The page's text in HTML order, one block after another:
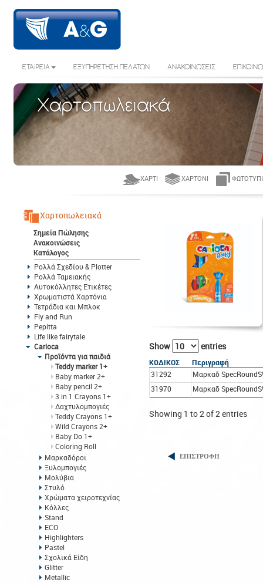
ΕΤΑΙΡΕΙΑ ΕΞΥΠΗΡΕΤΗΣΗ ΠΕΛΑΤΩΝ ΑΝΑΚΟΙΝΩΣΕΙΣ
Χαρτοπωλειακά
ΧΑΡΤΊ ΧΑΡΤΌΝΙ
Χαρτοπωλειακά
Σημεία Πώλησης
Ανακοινώσεις
Κατάλογος
Ρολλά Σχεδίου & Plotter
Ρολλά Ταμειακής
Αυτοκόλλητες Ετικέτες
Χρωματιστά Χαρτόνια
Τετράδια και Μπλοκ
Fly and Run
Pepitta
Life like fairytale
Carioca
Προϊόντα για παιδιά
Teddy marker 1+
Baby marker 2+
Baby pencil 2+
3 in 1 Crayons 1+
Δαχτυλομπογιές
Teddy Crayons 1+
Wild Crayons 2+
Baby Do 1+
Coloring Roll
Μαρκαδόροι
Ξυλομπογιές
Μολύβια
Στυλό
Χρώματα χειροτεχνίας
Κόλλες
Stand
ECO
Highlighters
Pastel
Σχολικά Είδη
Glitter
Metallic
Show entries
ΚΩΔΙΚΟΣ
Περιγραφή
31292
Μαρκαδ
31970
Μαρκαδ
Showing 1 to 2 of 2 entries
ΕΠΙΣΤΡΟΦΗ